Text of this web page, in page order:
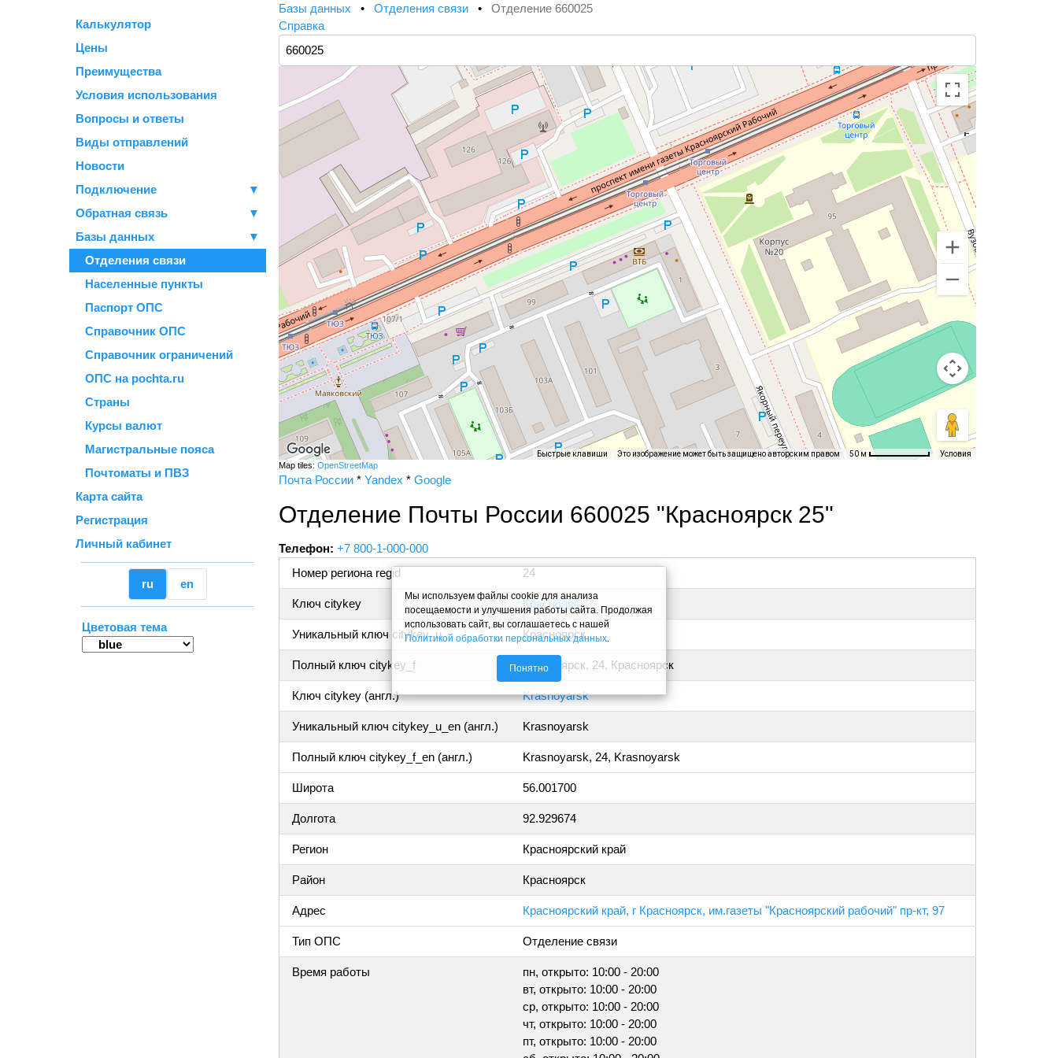
Калькулятор
Цены
Преимущества
Условия использования
Вопросы и ответы
Виды отправлений
Новости
Подключение
▼
Обратная связь
▼
Базы данных
▼
Отделения связи
Населенные пункты
Паспорт ОПС
Справочник ОПС
Справочник ограничений
ОПС на pochta.ru
Страны
Курсы валют
Магистральные пояса
Почтоматы и ПВЗ
Карта сайта
Регистрация
Личный кабинет
ru en
Цветовая тема
Базы данных • Отделения связи • Отделение 660025
Справка
Быстрые клавиши Это изображение может быть защищено авторским правом 50 м Условия
Map tiles: OpenStreetMap
Почта России * Yandex * Google
Отделение Почты России 660025 "Красноярск 25"
Телефон: +7 800-1-000-000
Номер региона regid
24
Ключ citykey Красноярск
Уникальный ключ citykey_u Красноярск
Полный ключ citykey_f Красноярск, 24, Красноярск
Ключ citykey (англ.) Krasnoyarsk
Уникальный ключ citykey_u_en (англ.) Krasnoyarsk
Полный ключ citykey_f_en (англ.) Krasnoyarsk, 24, Krasnoyarsk
Широта 56.001700
Долгота 92.929674
Регион Красноярский край
Район Красноярск
Адрес Красноярский край, г Красноярск, им.газеты "Красноярский рабочий" пр-кт, 97
Тип ОПС Отделение связи
Время работы
пн, открыто: 10:00 - 20:00
вт, открыто: 10:00 - 20:00
ср, открыто: 10:00 - 20:00
чт, открыто: 10:00 - 20:00
пт, открыто: 10:00 - 20:00
Мы используем файлы cookie для анализа
посещаемости и улучшения работы сайта. Продолжая
использовать сайт, вы соглашаетесь с нашей
Политикой обработки персональных данных
Понятно